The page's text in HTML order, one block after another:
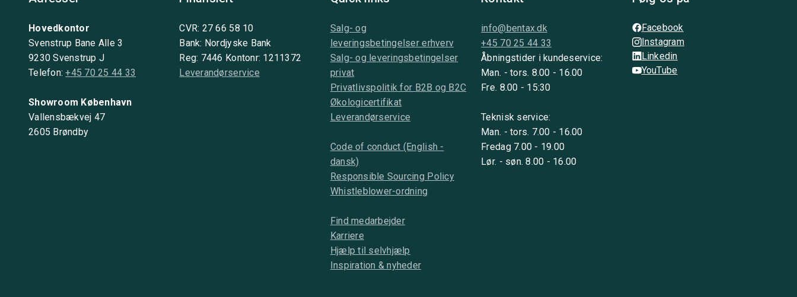
Hovedkontor
Svenstrup Bane Alle 3
9230 Svenstrup J
Telefon:+45 70 25 44 33
Showroom København
Vallensbækvej 47
2605 Brøndby
CVR: 27 66 58 10
Bank: Nordjyske Bank
Reg: 7446 Kontonr: 1211372
Leverandørservice
Salg- og
leveringsbetingelser erhverv
Salg- og leveringsbetingelser
privat
Privatlivspolitik for B2B og B2C
Økologicertifikat
Leverandørservice
Code of conduct (English -
dansk)
Responsible Sourcing Policy
Whistleblower-ordning
Find medarbejder
Karriere
Hjælp til selvhjælp
Inspiration & nyheder
info@bentax.dk
+45 70 25 44 33
Åbningstider i kundeservice:
Man. - tors. 8.00 - 16.00
Fre. 8.00 - 15:30
Teknisk service:
Man. - tors. 7.00 - 16.00
Fredag 7.00 - 19.00
Lør. - søn. 8.00 - 16.00
Facebook
Instagram
Linkedin
YouTube